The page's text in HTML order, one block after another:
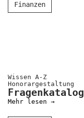
Finanzen
Wissen A-Z
Honorar­gestaltung
Fragenkatalog
Mehr lesen →